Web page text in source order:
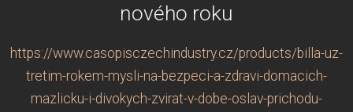
nového roku
https://www.casopisczechindustry.cz/products/billa-uz-
tretim-rokem-mysli-na-bezpeci-a-zdravi-domacich-
mazlicku-i-divokych-zvirat-v-dobe-oslav-prichodu-